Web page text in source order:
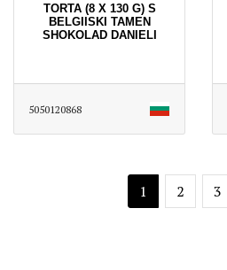
TORTA (8 X 130 G) S
BELGIISKI TAMEN
SHOKOLAD DANIELI
5050120868
1 2 3